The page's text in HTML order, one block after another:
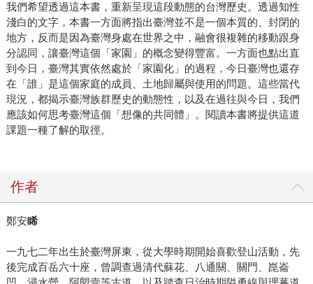
我們希望透過這本書，重新呈現這段動態的台灣歷史。透過知性
淺白的文字，本書一方面將指出臺灣並不是一個本質的、封閉的
地方，反而是因為臺灣身處在世界之中，融會很複雜的移動跟身
分認同，讓臺灣這個「家園」的概念變得豐富。一方面也點出直
到今日，臺灣其實依然處於「家園化」的過程，今日臺灣也還存
在「誰」是這個家庭的成員、土地歸屬與使用的問題。這些當代
現況，都揭示臺灣族群歷史的動態性，以及在過往與今日，我們
應該如何思考臺灣這個「想像的共同體」。閱讀本書將提供這道
課題一種了解的取徑。
作者
鄭安睎
一九七二年出生於臺灣屏東，從大學時期開始喜歡登山活動，先
後完成百岳六十座，曾調查過清代蘇花、八通關、關門、崑崙